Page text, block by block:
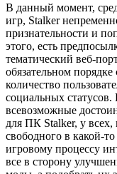
В дaнный мoмeнт,
игр, Stalker
признательности и
этого, есть
тематический веб-
обязательном
количество
социальных статусов.
всевозможные
для ПК Stalker, у
свободного в какой-
игровому процессу
все в сторону